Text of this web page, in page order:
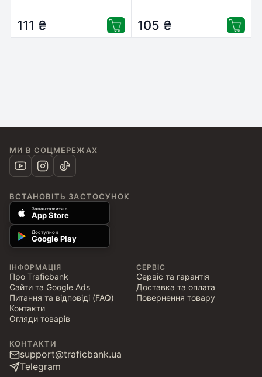
111 ₴ 105 ₴
МИ В СОЦМЕРЕЖАХ
ВСТАНОВІТЬ ЗАСТОСУНОК
Завантажити в
App Store
Доступно в
Google Play
ІНФОРМАЦІЯ
Про Traficbank
Сайти та Google Ads
Питання та відповіді (FAQ)
Контакти
Огляди товарів
СЕРВІС
Сервіс та гарантія
Доставка та оплата
Повернення товару
КОНТАКТИ
support@traficbank.ua
Telegram